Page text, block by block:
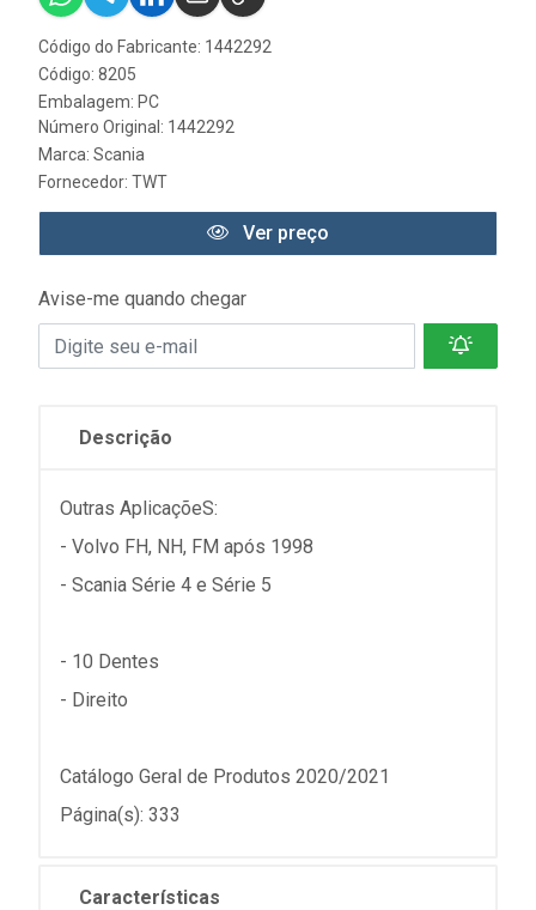
Código do Fabricante: 1442292
Código: 8205
Embalagem: PC
Número Original: 1442292
Marca: Scania
Fornecedor: TWT
Ver preço
Avise-me quando chegar
Descrição
Outras AplicaçõeS:
- Volvo FH, NH, FM após 1998
- Scania Série 4 e Série 5
- 10 Dentes
- Direito
Catálogo Geral de Produtos 2020/2021
Página(s): 333
Características